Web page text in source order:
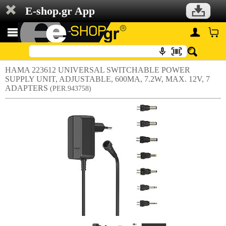
E-shop.gr App
HAMA 223612 UNIVERSAL SWITCHABLE POWER
SUPPLY UNIT, ADJUSTABLE, 600MA, 7.2W, MAX. 12V, 7
ADAPTERS (PER.943758)